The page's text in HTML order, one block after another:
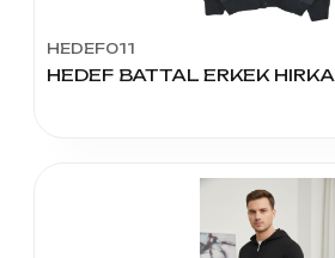
HEDEF011
HEDEF BATTAL ERKEK HIRKA